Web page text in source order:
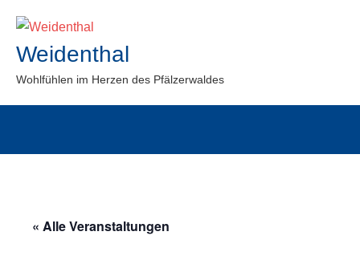
Inhalt
springen
Weidenthal
Wohlfühlen im Herzen des Pfälzerwaldes
« Alle Veranstaltungen